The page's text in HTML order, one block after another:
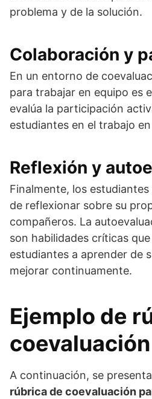
problema y de la solución.
Colaboración y
En un entorno de
para trabajar en equipo es
evalúa la participación
estudiantes en el trabajo
Reflexión y
Finalmente, los
de reflexionar sobre su
compañeros. La
son habilidades críticas
estudiantes a aprender de
mejorar continuamente.
Ejemplo de
coevaluación
A continuación, se
rúbrica de coevaluación